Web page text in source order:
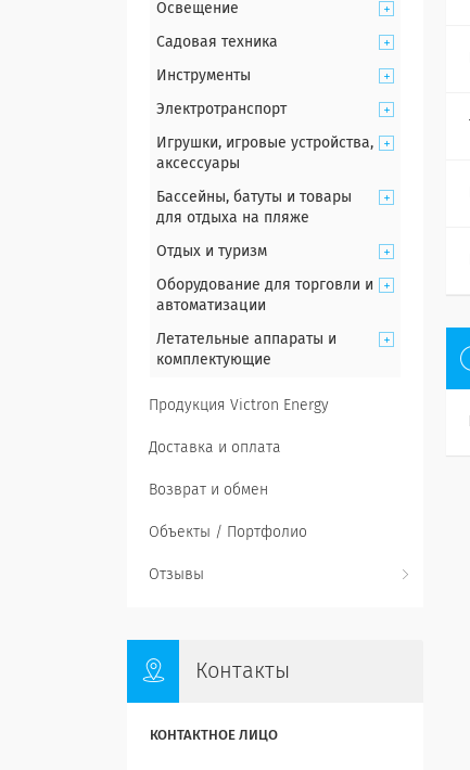
Освещение
Садовая техника
Инструменты
Электротранспорт
Игрушки, игровые устройства,
аксессуары
Бассейны, батуты и товары
для отдыха на пляже
Отдых и туризм
Оборудование для торговли и
автоматизации
Летательные аппараты и
комплектующие
Продукция Victron Energy
Доставка и оплата
Возврат и обмен
Объекты / Портфолио
Отзывы
Контакты